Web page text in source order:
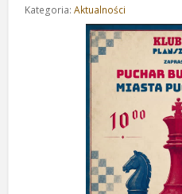
Kategoria: Aktualności